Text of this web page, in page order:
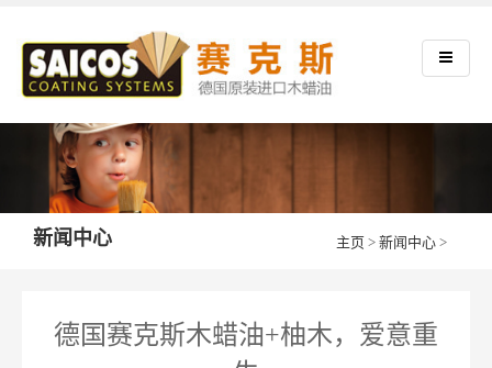
新闻中心 主页 > 新闻中心 >
德国赛克斯木蜡油+柚木，爱意重